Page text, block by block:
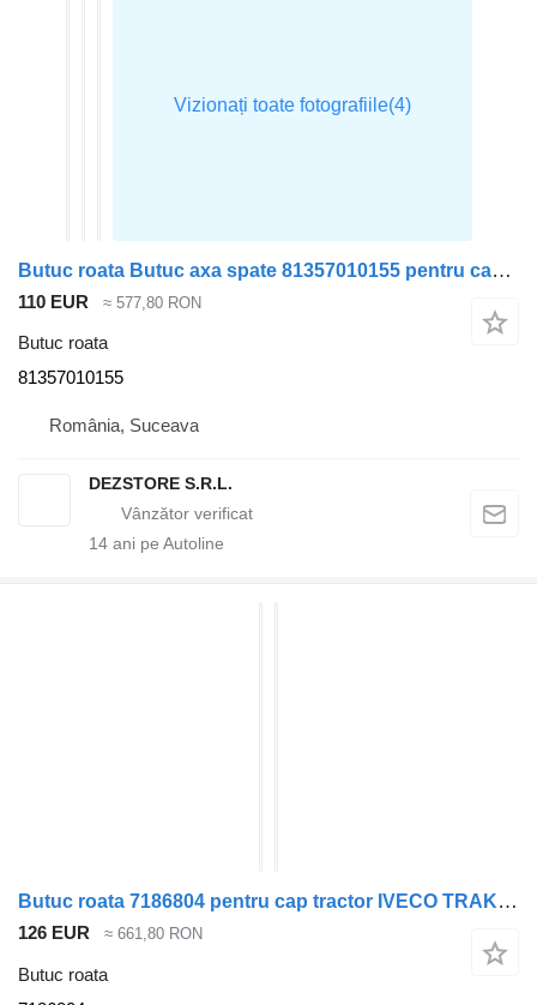
Butuc roata Butuc axa spate 81357010155 pentru cap tractor MAN TGA
110 EUR ≈ 577,80 RON
Butuc roata
81357010155
România, Suceava
DEZSTORE S.R.L.
14 ani pe Autoline
Butuc roata 7186804 pentru cap tractor IVECO TRAKKER
126 EUR ≈ 661,80 RON
Butuc roata